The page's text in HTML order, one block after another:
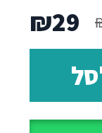
המחיר
המקורי
היה:
₪35.
₪29